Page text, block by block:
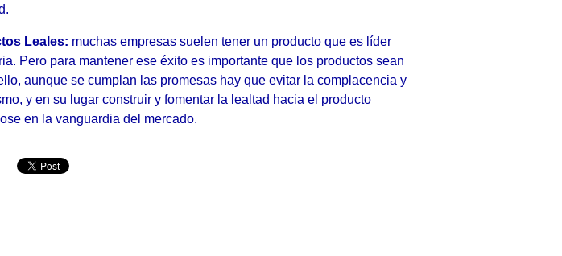
Leales: muchas empresas suelen tener un producto que es líder
Pero para mantener ese éxito es importante que los productos sean
aunque se cumplan las promesas hay que evitar la complacencia y
y en su lugar construir y fomentar la lealtad hacia el producto
en la vanguardia del mercado.